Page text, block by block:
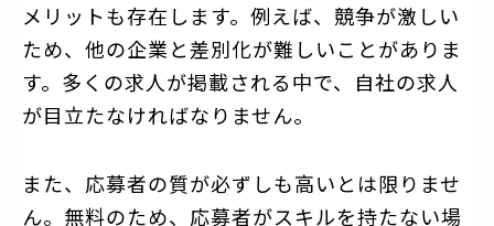
メリットも存在します。例えば、競争が激しい
ため、他の企業と差別化が難しいことがありま
す。多くの求人が掲載される中で、自社の求人
が目立たなければなりません。
また、応募者の質が必ずしも高いとは限りませ
ん。無料のため、応募者がスキルを持たない場